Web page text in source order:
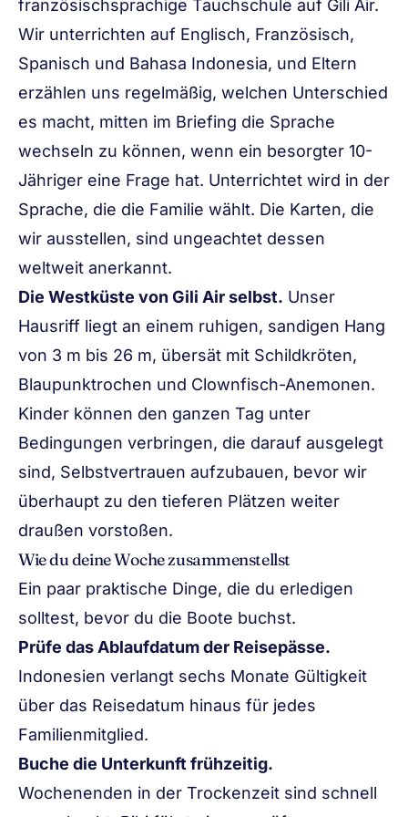
französischsprachige Tauchschule auf Gili Air.
Wir unterrichten auf Englisch, Französisch,
Spanisch und Bahasa Indonesia, und Eltern
erzählen uns regelmäßig, welchen Unterschied
es macht, mitten im Briefing die Sprache
wechseln zu können, wenn ein besorgter 10-
Jähriger eine Frage hat. Unterrichtet wird in der
Sprache, die die Familie wählt. Die Karten, die
wir ausstellen, sind ungeachtet dessen
weltweit anerkannt.
Die Westküste von Gili Air selbst. Unser
Hausriff liegt an einem ruhigen, sandigen Hang
von 3 m bis 26 m, übersät mit Schildkröten,
Blaupunktrochen und Clownfisch-Anemonen.
Kinder können den ganzen Tag unter
Bedingungen verbringen, die darauf ausgelegt
sind, Selbstvertrauen aufzubauen, bevor wir
überhaupt zu den tieferen Plätzen weiter
draußen vorstoßen.
Wie du deine Woche zusammenstellst
Ein paar praktische Dinge, die du erledigen
solltest, bevor du die Boote buchst.
Prüfe das Ablaufdatum der Reisepässe.
Indonesien verlangt sechs Monate Gültigkeit
über das Reisedatum hinaus für jedes
Familienmitglied.
Buche die Unterkunft frühzeitig.
Wochenenden in der Trockenzeit sind schnell